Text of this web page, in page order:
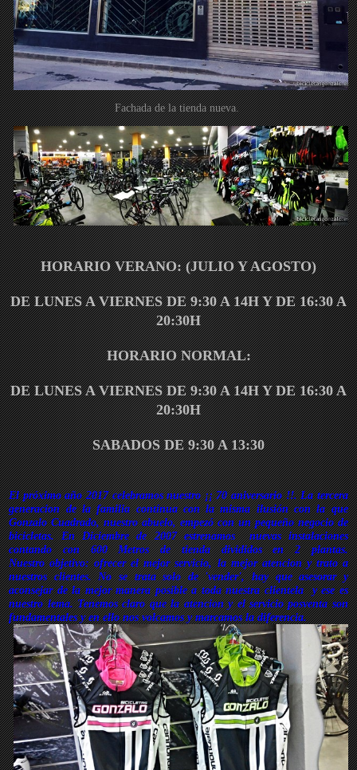
Fachada de la tienda nueva.
HORARIO VERANO: (JULIO Y AGOSTO)
DE LUNES A VIERNES DE 9:30 A 14H Y DE 16:30 A
20:30H
HORARIO NORMAL:
DE LUNES A VIERNES DE 9:30 A 14H Y DE 16:30 A
20:30H
SABADOS DE 9:30 A 13:30
El próximo año 2017 celebramos nuestro ¡¡ 70 aniversario !!. La tercera
generacion de la familia continua con la misma ilusión con la que
Gonzalo Cuadrado, nuestro abuelo, empezó con un pequeño negocio de
bicicletas. En Diciembre de 2007 estrenamos nuevas instalaciones
contando con 600 Metros de tienda divididos en 2 plantas.
Nuestro objetivo: ofrecer el mejor servicio, la mejor atencion y trato a
nuestros clientes. No se trata solo de 'vender', hay que asesorar y
aconsejar de la mejor manera posible a toda nuestra clientela y ese es
nuestro lema. Tenemos claro que la atencion y el servicio posventa son
fundamentales y en ello nos volcamos y marcamos la diferencia.